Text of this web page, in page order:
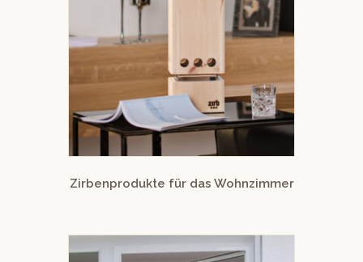
Zirbenprodukte für das Wohnzimmer